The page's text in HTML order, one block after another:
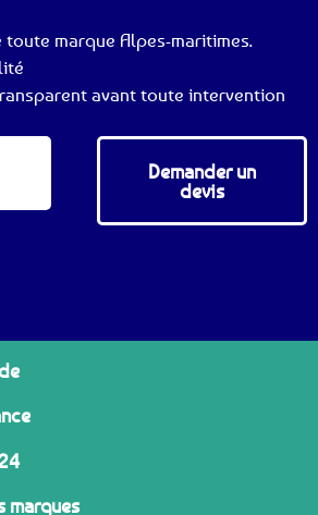
marque Alpes-maritimes.
avant toute intervention
Demander un
devis
marques